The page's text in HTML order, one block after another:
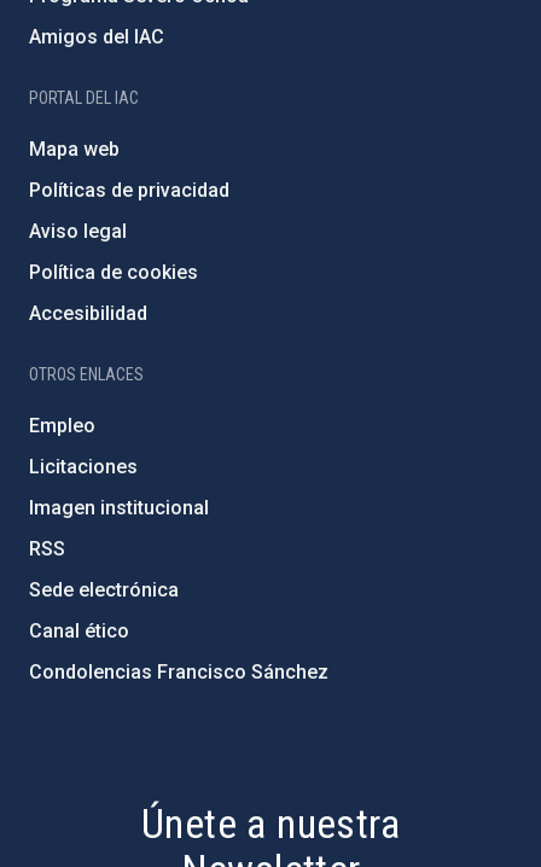
Amigos del IAC
PORTAL DEL IAC
Mapa web
Políticas de privacidad
Aviso legal
Política de cookies
Accesibilidad
OTROS ENLACES
Empleo
Licitaciones
Imagen institucional
RSS
Sede electrónica
Canal ético
Condolencias Francisco Sánchez
Únete a nuestra